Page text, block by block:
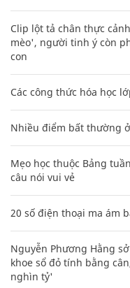
Clip lột tả chân thực
mèo', người tinh ý còn
con
Các công thức hóa học
Nhiều điểm bất thường
Mẹo học thuộc Bảng
câu nói vui vẻ
20 số điện thoại ma ám
Nguyễn Phương Hằng
khoe sổ đỏ tính bằng
nghìn tỷ'